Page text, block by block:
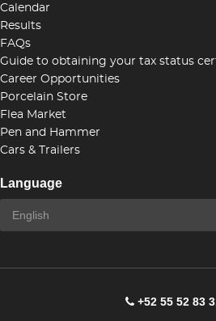
Calendar
Results
FAQs
Guide to obtaining your tax status
Career Opportunities
Porcelain Store
Flea Market
Pen and Hammer
Cars & Trailers
Language
+52 55 52 83